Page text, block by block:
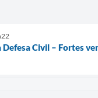
Civil – Fortes